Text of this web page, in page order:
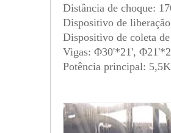
Distância de choque:
Dispositivo de
Dispositivo de coleta
Vigas: Φ30'*21',
Potência principal: